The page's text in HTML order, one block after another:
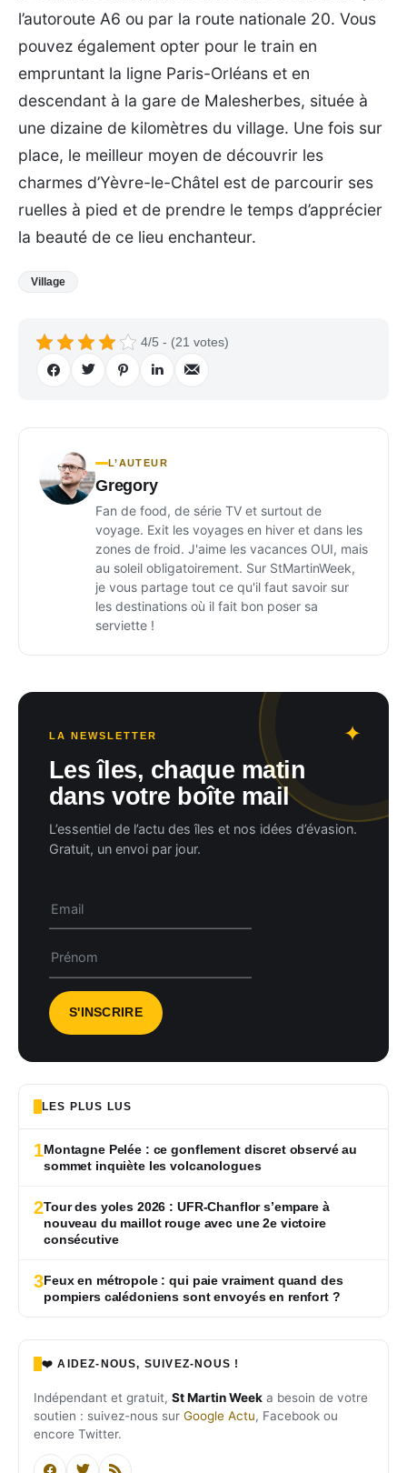
l’autoroute A6 ou par la route nationale 20. Vous
pouvez également opter pour le train en
empruntant la ligne Paris-Orléans et en
descendant à la gare de Malesherbes, située à
une dizaine de kilomètres du village. Une fois sur
place, le meilleur moyen de découvrir les
charmes d’Yèvre-le-Châtel est de parcourir ses
ruelles à pied et de prendre le temps d’apprécier
la beauté de ce lieu enchanteur.
Village
4/5 - (21 votes)
L’AUTEUR
Gregory
Fan de food, de série TV et surtout de
voyage. Exit les voyages en hiver et dans les
zones de froid. J'aime les vacances OUI, mais
au soleil obligatoirement. Sur StMartinWeek,
je vous partage tout ce qu'il faut savoir sur
les destinations où il fait bon poser sa
serviette !
LA NEWSLETTER
Les îles, chaque matin
dans votre boîte mail
L’essentiel de l’actu des îles et nos idées d’évasion.
Gratuit, un envoi par jour.
LES PLUS LUS
1Montagne Pelée : ce gonflement discret observé au
sommet inquiète les volcanologues
2Tour des yoles 2026 : UFR-Chanflor s’empare à
nouveau du maillot rouge avec une 2e victoire
consécutive
3Feux en métropole : qui paie vraiment quand des
pompiers calédoniens sont envoyés en renfort ?
❤️ AIDEZ-NOUS, SUIVEZ-NOUS !
Indépendant et gratuit, St Martin Week a besoin de votre
soutien : suivez-nous sur Google Actu, Facebook ou
encore Twitter.